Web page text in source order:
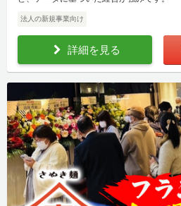
法人の新規事業向け
詳細を見る